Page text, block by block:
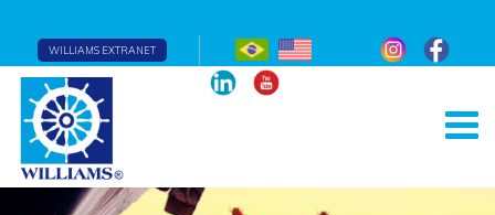
WILLIAMS EXTRANET